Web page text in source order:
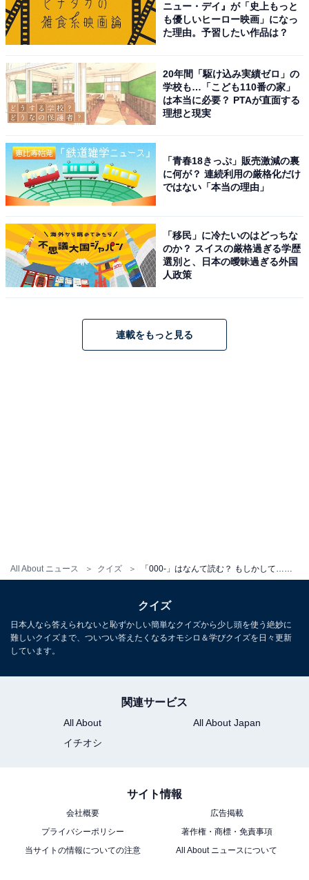
All About ニュース クイズ
ニュー・デイ』が「史上もっと
も優しいヒーロー映画」になっ
た理由。予習したい作品は？
20年間「駆け込み実績ゼロ」の
学校も…「こども110番の家」
は本当に必要？ PTAが直面する
理想と現実
「青春18きっぷ」販売激減の裏
に何が？ 連続利用の厳格化だけ
ではない「本当の理由」
「移民」に冷たいのはどっちな
のか？ スイスの厳格過ぎる学歴
選別と、日本の曖昧過ぎる外国
人政策
連載をもっと見る
クイズ
日本人なら答えられないと恥ずかしい簡単なクイズから少し頭を使う絶妙に
難しいクイズまで、ついつい答えたくなるオモシロ＆学びクイズを日々更新
しています。
関連サービス
All About
All About Japan
イチオシ
サイト情報
会社概要
広告掲載
プライバシーポリシー
著作権・商標・免責事項
当サイトの情報についての注意
All About ニュースについて